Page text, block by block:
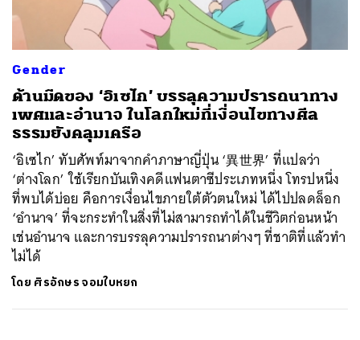
Gender
ด้านมืดของ ‘อิเซไก’ บรรลุความปรารถนาทาง
เพศและอำนาจ ในโลกใหม่ที่เงื่อนไขทางศีล
ธรรมยังคลุมเครือ
‘อิเซไก’ ทับศัพท์มาจากคำภาษาญี่ปุ่น ‘異世界’ ที่แปลว่า
‘ต่างโลก’ ใช้เรียกบันเทิงคดีแฟนตาซีประเภทหนึ่ง โทรปหนึ่ง
ที่พบได้บ่อย คือการเงื่อนไขภายใต้ตัวตนใหม่ ได้ไปปลดล็อก
‘อำนาจ’ ที่จะกระทำในสิ่งที่ไม่สามารถทำได้ในชีวิตก่อนหน้า
เช่นอำนาจ และการบรรลุความปรารถนาต่างๆ ที่ชาติที่แล้วทำ
ไม่ได้
โดย ศิรอักษร จอมใบหยก